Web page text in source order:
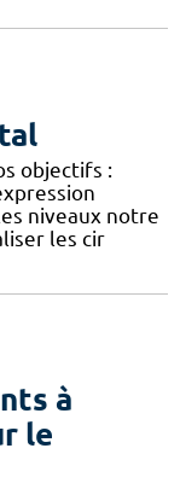
objectifs :
niveaux notre
les cir
à
le